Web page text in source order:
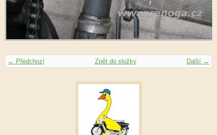
← Předchozí Další →
Zpět do složky